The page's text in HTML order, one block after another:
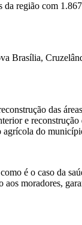
da região com
Brasília,
das
e
agrícola do
é o caso da
moradores,